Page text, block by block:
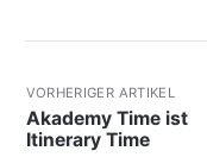
VORHERIGER ARTIKEL
Akademy Time ist
Itinerary Time